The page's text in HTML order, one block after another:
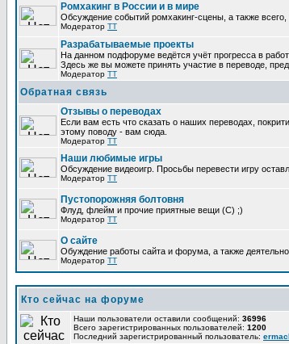
Ромхакинг в России и в мире
Обсуждение событий ромхакинг-сцены, а также
Модератор TT
Разрабатываемые проекты
На данном подфоруме ведётся учёт прогресса в
Здесь же вы можете принять участие в переводе,
Модератор TT
Обратная связь
Отзывы о переводах
Если вам есть что сказать о наших переводах,
этому поводу - вам сюда.
Модератор TT
Наши любимые игры
Обсуждение видеоигр. Просьбы перевести игру
Модератор TT
Пустопорожняя болтовня
Флуд, флейм и прочие приятные вещи (C) ;)
Модератор TT
О сайте
Обуждение работы сайта и форума, а также
Модератор TT
Кто сейчас на форуме
Наши пользователи оставили сообщений: 36996
Всего зарегистрированных пользователей: 1200
Последний зарегистрированный пользователь: